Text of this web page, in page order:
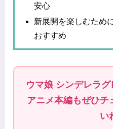
安心
新展開を楽しむため
おすすめ
ウマ娘 シンデレラグ
アニメ本編もぜひチ
い